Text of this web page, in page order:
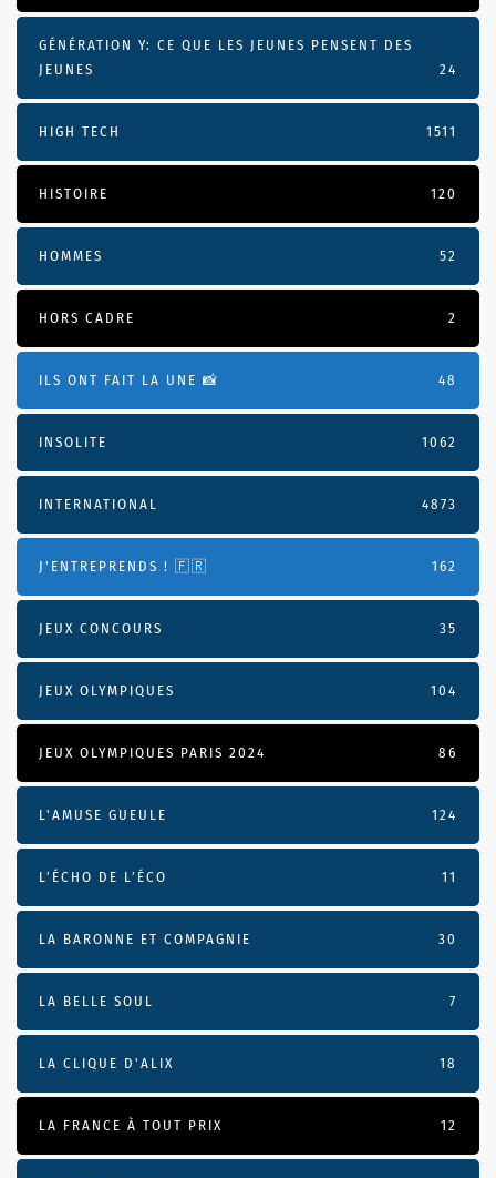
GÉNÉRATION Y: CE QUE LES JEUNES PENSENT DES
JEUNES
24
HIGH TECH 1511
HISTOIRE 120
HOMMES 52
HORS CADRE 2
ILS ONT FAIT LA UNE 📸 48
INSOLITE 1062
INTERNATIONAL 4873
J'ENTREPRENDS ! 🇫🇷 162
JEUX CONCOURS 35
JEUX OLYMPIQUES 104
JEUX OLYMPIQUES PARIS 2024 86
L'AMUSE GUEULE 124
L’ÉCHO DE L’ÉCO 11
LA BARONNE ET COMPAGNIE 30
LA BELLE SOUL 7
LA CLIQUE D'ALIX 18
LA FRANCE À TOUT PRIX 12